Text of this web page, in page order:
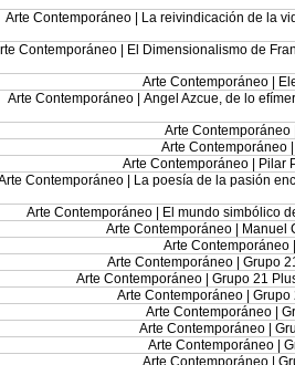
Arte Contemporáneo |
La reivindicación de la
Contemporáneo |
El Dimensionalismo de
Arte Contemporáneo |
Arte Contemporáneo | Angel Azcue, de lo
Arte Contemporáneo |
Arte Contemporáneo |
Arte Contemporáneo |
Pilar
Contemporáneo |
La poesía de la pasión
Arte Contemporáneo |
El mundo simbólico
Arte Contemporáneo |
Manuel
Arte Contemporáneo |
Arte Contemporáneo | Grupo
Arte Contemporáneo | Grupo 21
Arte Contemporáneo | Grupo
Arte Contemporáneo |
Arte Contemporáneo |
Arte Contemporáneo |
Arte Contemporáneo |